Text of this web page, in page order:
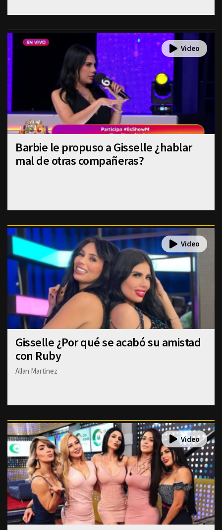
Barbie le propuso a Gisselle ¿hablar
mal de otras compañeras?
Gisselle ¿Por qué se acabó su amistad
con Ruby
Allan Martinez